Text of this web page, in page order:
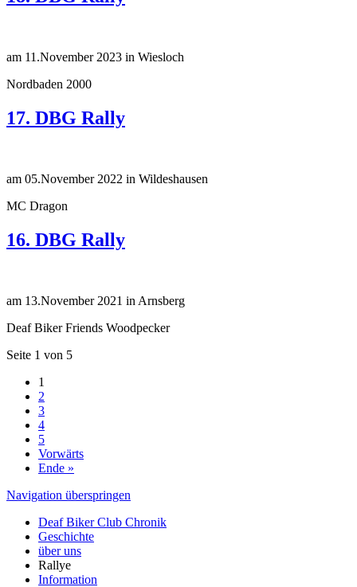
am 11.November 2023 in Wiesloch
Nordbaden 2000
17. DBG Rally
am 05.November 2022 in Wildeshausen
MC Dragon
16. DBG Rally
am 13.November 2021 in Arnsberg
Deaf Biker Friends Woodpecker
Seite 1 von 5
1
2
3
4
5
Vorwärts
Ende »
Navigation überspringen
Deaf Biker Club Chronik
Geschichte
über uns
Rallye
Information